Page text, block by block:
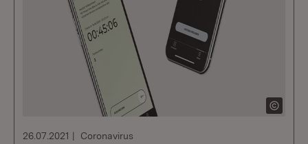
26.07.2021 Coronavirus